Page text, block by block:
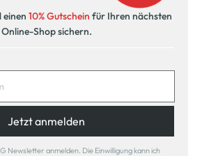
einen 10% Gutschein für Ihren nächsten
Shop sichern.
Jetzt anmelden
Newsletter anmelden. Die Einwilligung kann ich